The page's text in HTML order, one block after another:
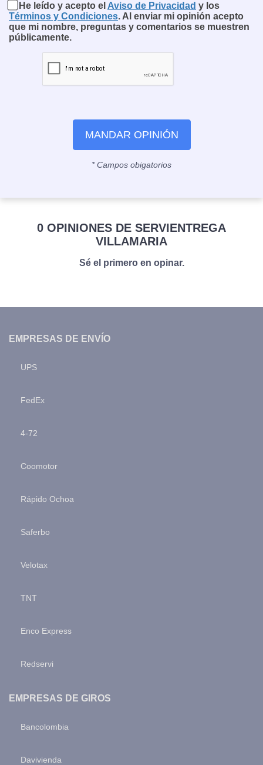
He leído y acepto el Aviso de Privacidad y los
Términos y Condiciones. Al enviar mi opinión acepto
que mi nombre, preguntas y comentarios se muestren
públicamente.
MANDAR OPINIÓN
* Campos obigatorios
0 OPINIONES DE SERVIENTREGA
VILLAMARIA
Sé el primero en opinar.
EMPRESAS DE ENVÍO
UPS
FedEx
4-72
Coomotor
Rápido Ochoa
Saferbo
Velotax
TNT
Enco Express
Redservi
EMPRESAS DE GIROS
Bancolombia
Davivienda